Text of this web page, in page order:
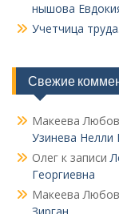
нышова
Учетчица
Свежие
Макеева
Узинева Нелли
Олег к записи
Георгиевна
Макеева